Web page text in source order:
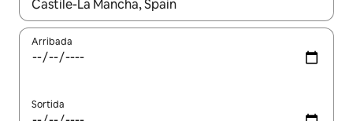
Arribada
Sortida